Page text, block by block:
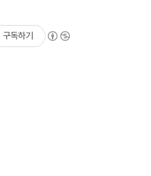
구독하기